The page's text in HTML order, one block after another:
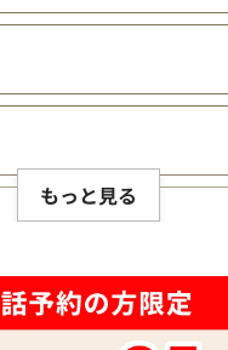
もっと見る